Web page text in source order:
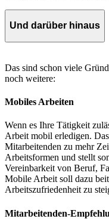
Und darüber hinaus
Das sind schon viele
noch weitere:
Mobiles Arbeiten
Wenn es Ihre Tätigkeit
Arbeit mobil erledigen.
Mitarbeitenden zu mehr
Arbeitsformen und stellt
Vereinbarkeit von Beruf,
Mobile Arbeit soll dazu
Arbeitszufriedenheit zu
Mitarbeitenden-